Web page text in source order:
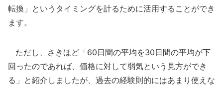
転換」というタイミングを計るために活用することができ
ます。
ただし、さきほど「60日間の平均を30日間の平均が下
回ったのであれば、価格に対して弱気という見方ができ
る」と紹介しましたが、過去の経験則的にはあまり使えな